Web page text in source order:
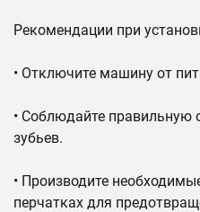
Рекомендации при
• Отключите машину от
• Соблюдайте
зубьев.
• Производите
перчатках для